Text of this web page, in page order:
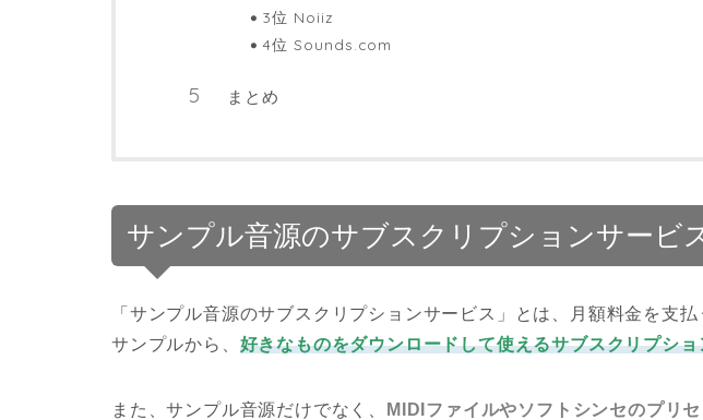
3位 Noiiz
4位 Sounds.com
まとめ
サンプル音源のサブスクリプションサービ
「サンプル音源のサブスクリプションサービス」とは、月額料金を支
サンプルから、 好きなものをダウンロードして使えるサブスクリプシ
また、サンプル音源だけでなく、 MIDIファイルやソフトシンセのプリセ